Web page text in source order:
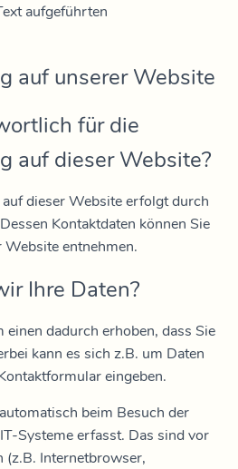
aufgeführten
auf unserer Website
für die
auf dieser Website?
dieser Website erfolgt durch
Kontaktdaten können Sie
entnehmen.
Ihre Daten?
einen dadurch erhoben, dass Sie
kann es sich z.B. um Daten
eingeben.
beim Besuch der
Systeme erfasst. Das sind vor
(z.B. Internetbrowser,